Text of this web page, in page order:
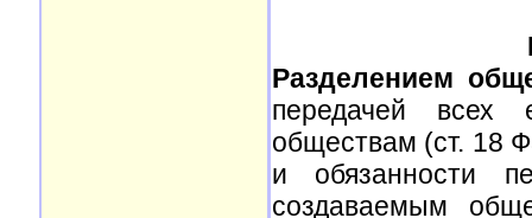
Разделением
передачей всех
обществам (ст. 18
и обязанности
создаваемым